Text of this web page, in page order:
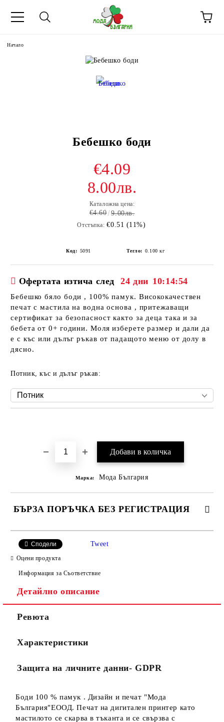
Начало
Бебешко боди
€4.09
8.00лв.
Каталожна цена:
€4.60 9.00лв.
Отстъпка: €0.51 (11%)
Код: 5091 Тегло: 0.100 кг
Офертата изтича след 24 дни 10:14:53
Бебешко бяло боди , 100% памук. Висококачествен
печат с мастила на водна основа , притежаващи
сертификат за безопасност както за деца така и за
бебета от 0+ години. Моля изберете размер и дали да
е с къс или дълъг ръкав от падащото меню от долу в
дясно.
Потник, къс и дълъг ръкав:
Марка: Мода България
БЪРЗА ПОРЪЧКА БЕЗ РЕГИСТРАЦИЯ
Съгласен съм с
Ние ще се свържем с вас в рамките на работния ден.
Сподели Tweet
Оцени продукта
Информация за Съответствие
Детайлно описание
Ревюта
Характеристики
Защита на личните данни- GDPR
Боди 100 % памук . Дизайн и печат "Мода
България"ЕООД. Печат на дигитален принтер като
мастилото се скарва в тъканта и се свързва с